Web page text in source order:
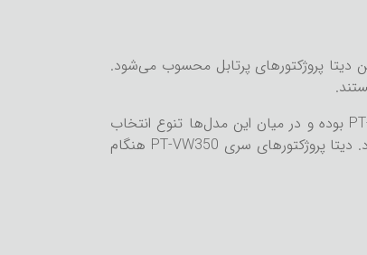
دیتا پروژکتورهای پرتابل محسوب می‌شود.
ویدئو پروژکتور قابل‌حمل سری PT-VW350 پاناسونیک شامل 4 مدل ازجمله PT-VW355N، PT-VW350، PT-VX425N، PT-VX420 بوده و در میان این مدل‌ها تنوع انتخاب
خوبی را در برابر مشتری قرار می‌دهد. کنتراست این سری دیتا پروژکتور 12000:1 است که در این رده بسیار خوب محسوب می‌شود. دیتا پروژکتورهای سری PT-VW350 هنگام